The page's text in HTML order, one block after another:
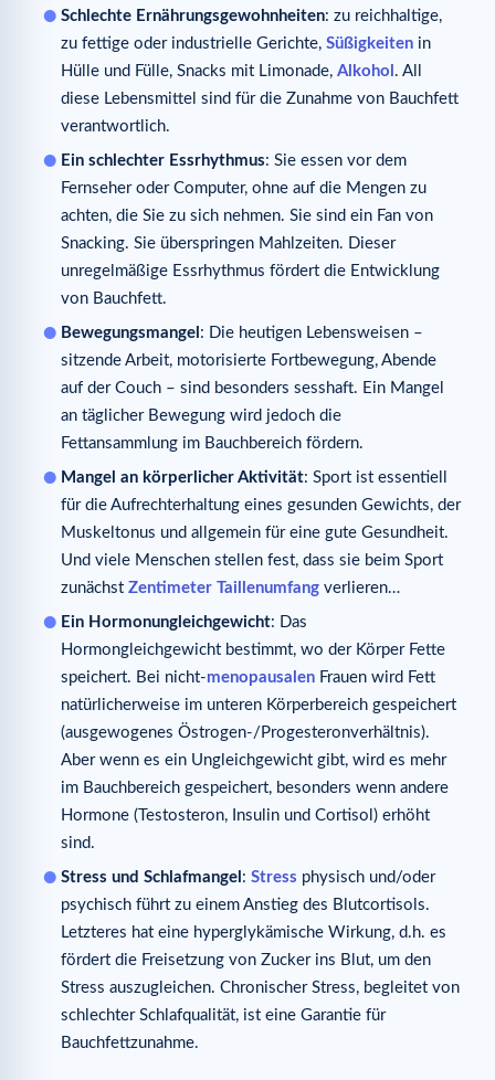
Schlechte Ernährungsgewohnheiten: zu reichhaltige,
zu fettige oder industrielle Gerichte, Süßigkeiten in
Hülle und Fülle, Snacks mit Limonade, Alkohol . All
diese Lebensmittel sind für die Zunahme von Bauchfett
verantwortlich.
Ein schlechter Essrhythmus: Sie essen vor dem
Fernseher oder Computer, ohne auf die Mengen zu
achten, die Sie zu sich nehmen. Sie sind ein Fan von
Snacking. Sie überspringen Mahlzeiten. Dieser
unregelmäßige Essrhythmus fördert die Entwicklung
von Bauchfett.
Bewegungsmangel : Die heutigen Lebensweisen –
sitzende Arbeit, motorisierte Fortbewegung, Abende
auf der Couch – sind besonders sesshaft. Ein Mangel
an täglicher Bewegung wird jedoch die
Fettansammlung im Bauchbereich fördern.
Mangel an körperlicher Aktivität: Sport ist essentiell
für die Aufrechterhaltung eines gesunden Gewichts, der
Muskeltonus und allgemein für eine gute Gesundheit.
Und viele Menschen stellen fest, dass sie beim Sport
zunächst Zentimeter Taillenumfang verlieren…
Ein Hormonungleichgewicht: Das
Hormongleichgewicht bestimmt, wo der Körper Fette
speichert. Bei nicht-menopausalen Frauen wird Fett
natürlicherweise im unteren Körperbereich gespeichert
(ausgewogenes Östrogen-/Progesteronverhältnis).
Aber wenn es ein Ungleichgewicht gibt, wird es mehr
im Bauchbereich gespeichert, besonders wenn andere
Hormone (Testosteron, Insulin und Cortisol) erhöht
sind.
Stress und Schlafmangel : Stress physisch und/oder
psychisch führt zu einem Anstieg des Blutcortisols.
Letzteres hat eine hyperglykämische Wirkung, d.h. es
fördert die Freisetzung von Zucker ins Blut, um den
Stress auszugleichen. Chronischer Stress, begleitet von
schlechter Schlafqualität, ist eine Garantie für
Bauchfettzunahme.